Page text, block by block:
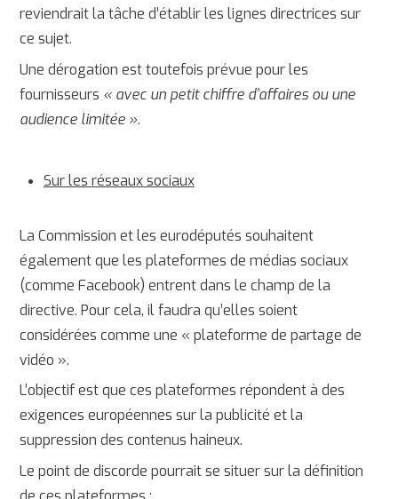
reviendrait la tâche d’établir les lignes directrices sur
ce sujet.
Une dérogation est toutefois prévue pour les
fournisseurs « avec un petit chiffre d’affaires ou une
audience limitée ».
Sur les réseaux sociaux
La Commission et les eurodéputés souhaitent
également que les plateformes de médias sociaux
(comme Facebook) entrent dans le champ de la
directive. Pour cela, il faudra qu’elles soient
considérées comme une « plateforme de partage de
vidéo ».
L’objectif est que ces plateformes répondent à des
exigences européennes sur la publicité et la
suppression des contenus haineux.
Le point de discorde pourrait se situer sur la définition